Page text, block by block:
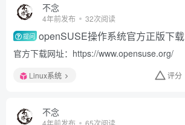
不念
4年前发布 32次阅读
提问 openSUSE操作系统官方正版下载
官方下载网址：https://www.opensuse.org/
Linux系统 评分
不念
4年前发布 65次阅读